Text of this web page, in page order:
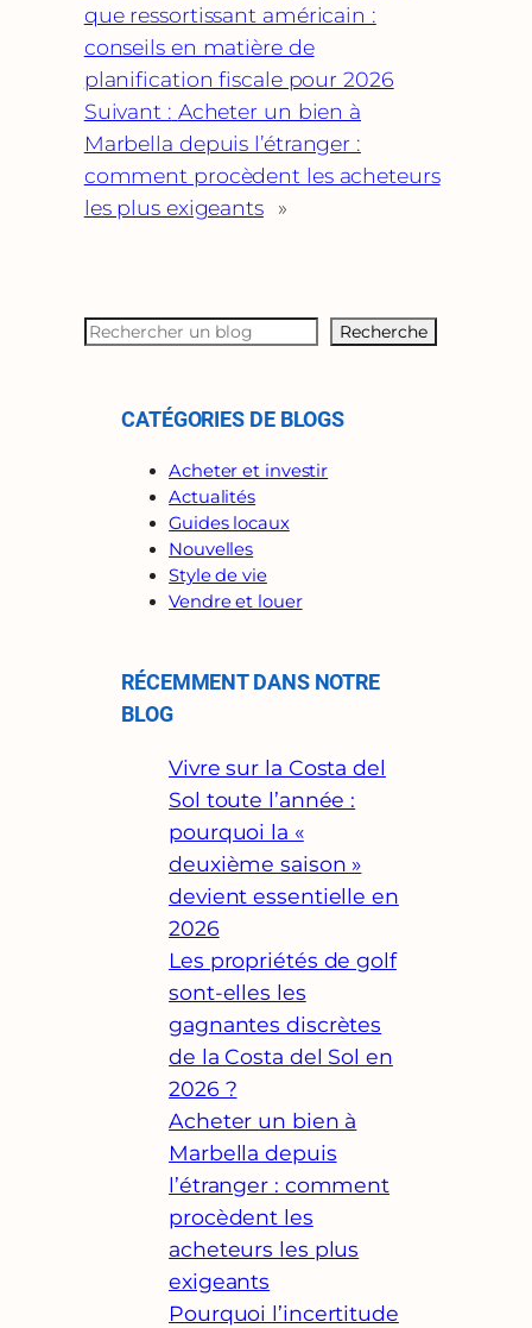
que ressortissant américain :
conseils en matière de
planification fiscale pour 2026
Suivant : Acheter un bien à
Marbella depuis l’étranger :
comment procèdent les acheteurs
les plus exigeants
»
S
e
Recherche
CATÉGORIES DE BLOGS
Acheter et investir
Actualités
Guides locaux
Nouvelles
Style de vie
Vendre et louer
RÉCEMMENT DANS NOTRE
BLOG
Vivre sur la Costa del
Sol toute l’année :
pourquoi la «
deuxième saison »
devient essentielle en
2026
Les propriétés de golf
sont-elles les
gagnantes discrètes
de la Costa del Sol en
2026 ?
Acheter un bien à
Marbella depuis
l’étranger : comment
procèdent les
acheteurs les plus
exigeants
Pourquoi l’incertitude